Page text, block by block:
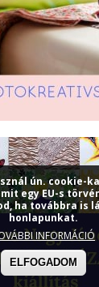
ún. cookie-
egy EU-s
ha továbbra is
honlapunkat.
INFORMÁCIÓ
ELFOGADOM